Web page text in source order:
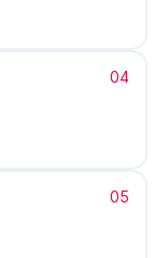
04
05